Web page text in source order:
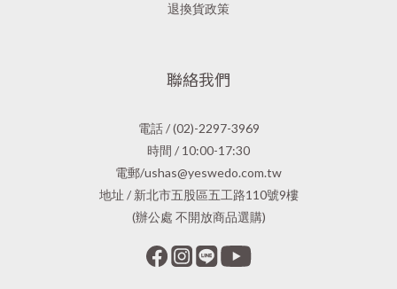
退換貨政策
聯絡我們
電話 / (02)-2297-3969
時間 / 10:00-17:30
電郵/ushas@yeswedo.com.tw
地址 / 新北市五股區五工路110號9樓
(辦公處 不開放商品選購)